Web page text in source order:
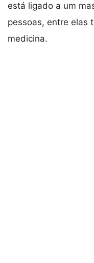
está ligado a um
pessoas, entre elas
medicina.